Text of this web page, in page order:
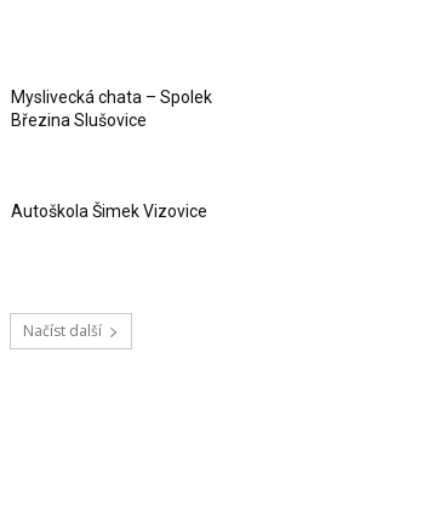
Myslivecká chata – Spolek
Březina Slušovice
Autoškola Šimek Vizovice
Načíst další